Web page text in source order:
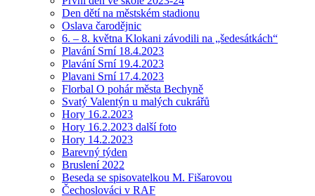
Den dětí na městském stadionu
Oslava čarodějnic
6. – 8. května Klokani závodili na „šedesátkách“
Plavání Srní 18.4.2023
Plavání Srní 19.4.2023
Plavani Srní 17.4.2023
Florbal O pohár města Bechyně
Svatý Valentýn u malých cukrářů
Hory 16.2.2023
Hory 16.2.2023 další foto
Hory 14.2.2023
Barevný týden
Bruslení 2022
Beseda se spisovatelkou M. Fišarovou
Čechoslováci v RAF